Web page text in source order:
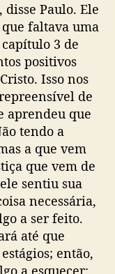
disse Paulo. Ele
faltava uma
3 de
positivos
Isso nos
de
aprendeu que
tendo a
a que vem
que vem de
sentiu sua
necessária,
a ser feito.
até que
então,